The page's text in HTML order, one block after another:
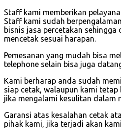
Staff kami memberikan
Staff kami sudah
bisnis jasa percetakan
mencetak sesuai harapan.
Pemesanan yang mudah bisa
telephone selain bisa juga
Kami berharap anda sudah
siap cetak, walaupun kami
jika mengalami kesulitan dalam
Garansi atas kesalahan cetak
pihak kami, jika terjadi akan